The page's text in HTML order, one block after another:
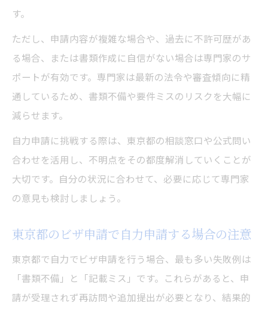
す。
ただし、申請内容が複雑な場合や、過去に不許可歴があ
る場合、または書類作成に自信がない場合は専門家のサ
ポートが有効です。専門家は最新の法令や審査傾向に精
通しているため、書類不備や要件ミスのリスクを大幅に
減らせます。
自力申請に挑戦する際は、東京都の相談窓口や公式問い
合わせを活用し、不明点をその都度解消していくことが
大切です。自分の状況に合わせて、必要に応じて専門家
の意見も検討しましょう。
東京都のビザ申請で自力申請する場合の注意
東京都で自力でビザ申請を行う場合、最も多い失敗例は
「書類不備」と「記載ミス」です。これらがあると、申
請が受理されず再訪問や追加提出が必要となり、結果的